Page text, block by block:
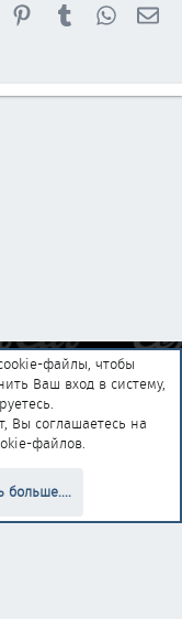
PinterestTumblr
Главная
R
файлы, чтобы
Ваш вход в систему,
Вы соглашаетесь на
файлов.
больше....